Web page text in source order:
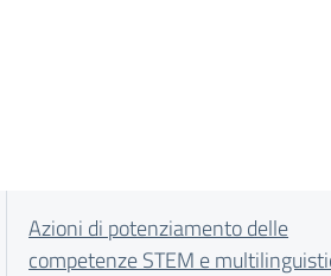
Azioni di potenziamento delle
competenze STEM e